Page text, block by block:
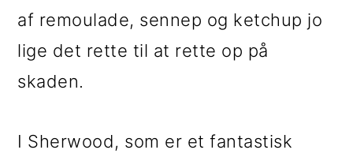
af remoulade, sennep og ketchup jo
lige det rette til at rette op på
skaden.
I Sherwood, som er et fantastisk